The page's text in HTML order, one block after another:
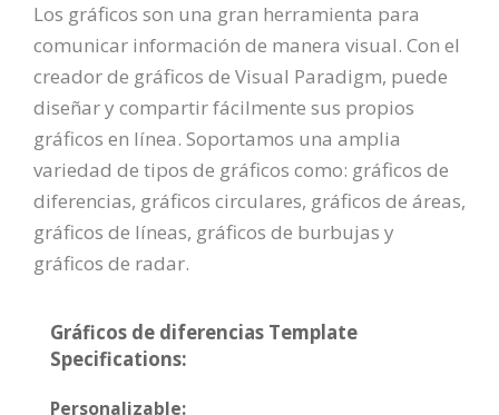
Los gráficos son una gran herramienta para
comunicar información de manera visual. Con el
creador de gráficos de Visual Paradigm, puede
diseñar y compartir fácilmente sus propios
gráficos en línea. Soportamos una amplia
variedad de tipos de gráficos como: gráficos de
diferencias, gráficos circulares, gráficos de áreas,
gráficos de líneas, gráficos de burbujas y
gráficos de radar.
Gráficos de diferencias Template
Specifications:
Personalizable: